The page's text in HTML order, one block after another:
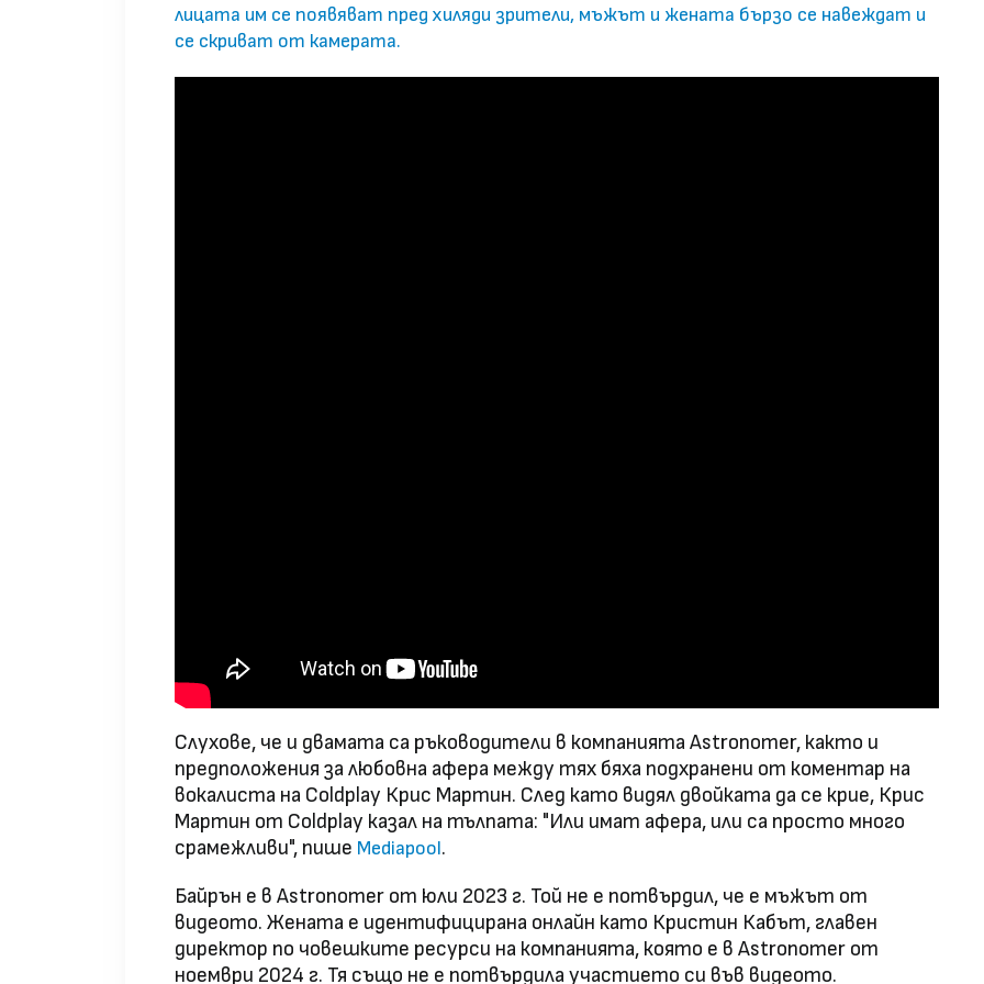
лицата им се появяват пред хиляди зрители, мъжът и жената бързо се навеждат и
се скриват от камерата.
Слухове, че и двамата са ръководители в компанията Astronomer, както и
предположения за любовна афера между тях бяха подхранени от коментар на
вокалиста на Coldplay Крис Мартин. След като видял двойката да се крие, Крис
Мартин от Coldplay казал на тълпата: "Или имат афера, или са просто много
срамежливи", пише Mediapool.
Байрън е в Astronomer от юли 2023 г. Той не е потвърдил, че е мъжът от
видеото. Жената е идентифицирана онлайн като Кристин Кабът, главен
директор по човешките ресурси на компанията, която е в Astronomer от
ноември 2024 г. Тя също не е потвърдила участието си във видеото.